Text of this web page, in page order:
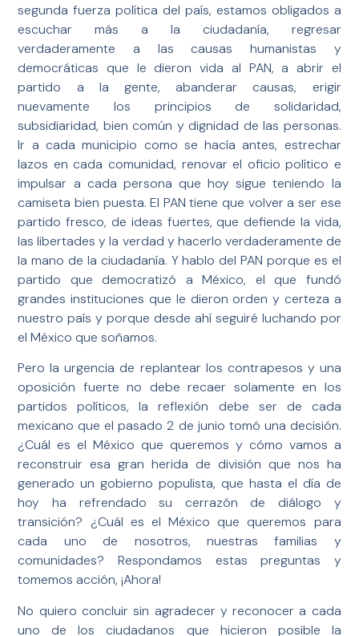
segunda fuerza política del país, estamos obligados a
escuchar más a la ciudadanía, regresar
verdaderamente a las causas humanistas y
democráticas que le dieron vida al PAN, a abrir el
partido a la gente, abanderar causas, erigir
nuevamente los principios de solidaridad,
subsidiaridad, bien común y dignidad de las personas.
Ir a cada municipio como se hacía antes, estrechar
lazos en cada comunidad, renovar el oficio político e
impulsar a cada persona que hoy sigue teniendo la
camiseta bien puesta. El PAN tiene que volver a ser ese
partido fresco, de ideas fuertes, que defiende la vida,
las libertades y la verdad y hacerlo verdaderamente de
la mano de la ciudadanía. Y hablo del PAN porque es el
partido que democratizó a México, el que fundó
grandes instituciones que le dieron orden y certeza a
nuestro país y porque desde ahí seguiré luchando por
el México que soñamos.
Pero la urgencia de replantear los contrapesos y una
oposición fuerte no debe recaer solamente en los
partidos políticos, la reflexión debe ser de cada
mexicano que el pasado 2 de junio tomó una decisión.
¿Cuál es el México que queremos y cómo vamos a
reconstruir esa gran herida de división que nos ha
generado un gobierno populista, que hasta el día de
hoy ha refrendado su cerrazón de diálogo y
transición? ¿Cuál es el México que queremos para
cada uno de nosotros, nuestras familias y
comunidades? Respondamos estas preguntas y
tomemos acción, ¡Ahora!
No quiero concluir sin agradecer y reconocer a cada
uno de los ciudadanos que hicieron posible la